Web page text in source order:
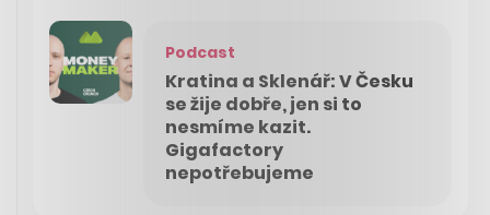
Podcast
Kratina a Sklenář: V Česku
se žije dobře, jen si to
nesmíme kazit.
Gigafactory
nepotřebujeme